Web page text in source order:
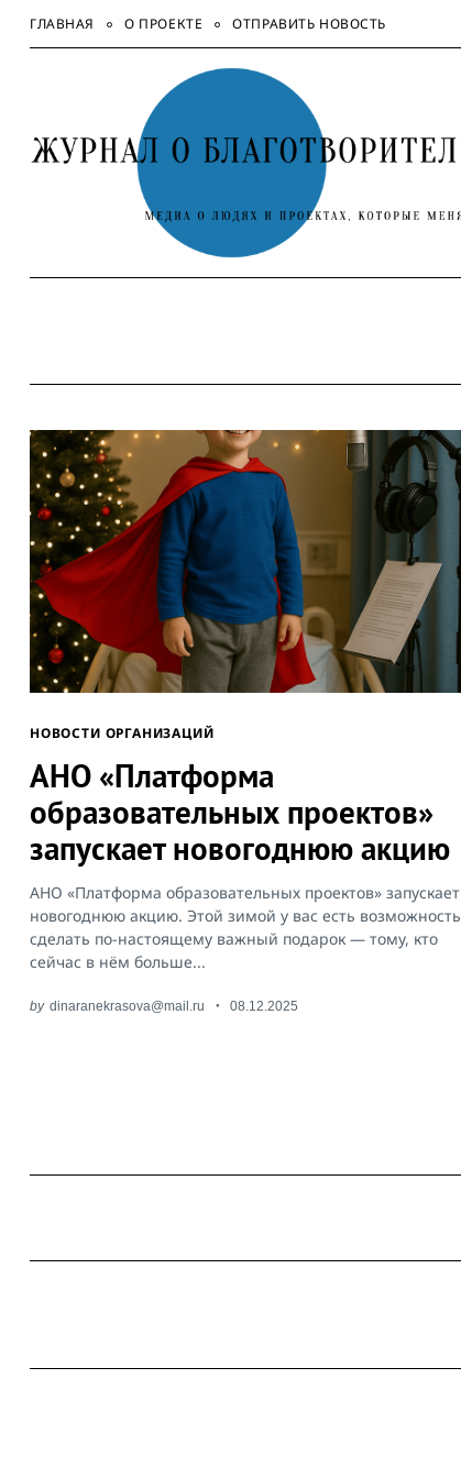
SkipГЛАВНАЯ О ПРОЕКТЕ ОТПРАВИТЬ НОВОСТЬ
НОВОСТИ ОРГАНИЗАЦИЙ
АНО «Платформа
образовательных проектов»
запускает новогоднюю акцию
АНО «Платформа образовательных проектов» запускает
новогоднюю акцию. Этой зимой у вас есть возможность
сделать по-настоящему важный подарок — тому, кто
сейчас в нём больше...
by dinaranekrasova@mail.ru 08.12.2025
Search
for: